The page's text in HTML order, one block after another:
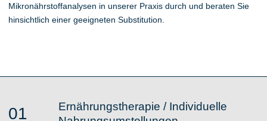
Mikronährstoffanalysen in unserer Praxis durch und beraten Sie
hinsichtlich einer geeigneten Substitution.
01
Ernährungstherapie / Individuelle